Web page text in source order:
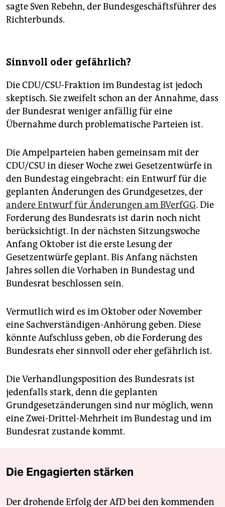
sagte Sven Rebehn, der Bundesgeschäftsführer des
Richterbunds.
Sinnvoll oder gefährlich?
Die CDU/CSU-Fraktion im Bundestag ist jedoch
skeptisch. Sie zweifelt schon an der Annahme, dass
der Bundesrat weniger anfällig für eine
Übernahme durch problematische Parteien ist.
Die Ampelparteien haben gemeinsam mit der
CDU/CSU in dieser Woche zwei Gesetzentwürfe in
den Bundestag eingebracht: ein Entwurf für die
geplanten Änderungen des Grundgesetzes, der
andere Entwurf für Änderungen am BVerfGG. Die
Forderung des Bundesrats ist darin noch nicht
berücksichtigt. In der nächsten Sitzungswoche
Anfang Oktober ist die erste Lesung der
Gesetzentwürfe geplant. Bis Anfang nächsten
Jahres sollen die Vorhaben in Bundestag und
Bundesrat beschlossen sein.
Vermutlich wird es im Oktober oder November
eine Sachverständigen-Anhörung geben. Diese
könnte Aufschluss geben, ob die Forderung des
Bundesrats eher sinnvoll oder eher gefährlich ist.
Die Verhandlungsposition des Bundesrats ist
jedenfalls stark, denn die geplanten
Grundgesetzänderungen sind nur möglich, wenn
eine Zwei-Drittel-Mehrheit im Bundestag und im
Bundesrat zustande kommt.
Die Engagierten stärken
Der drohende Erfolg der AfD bei den kommenden